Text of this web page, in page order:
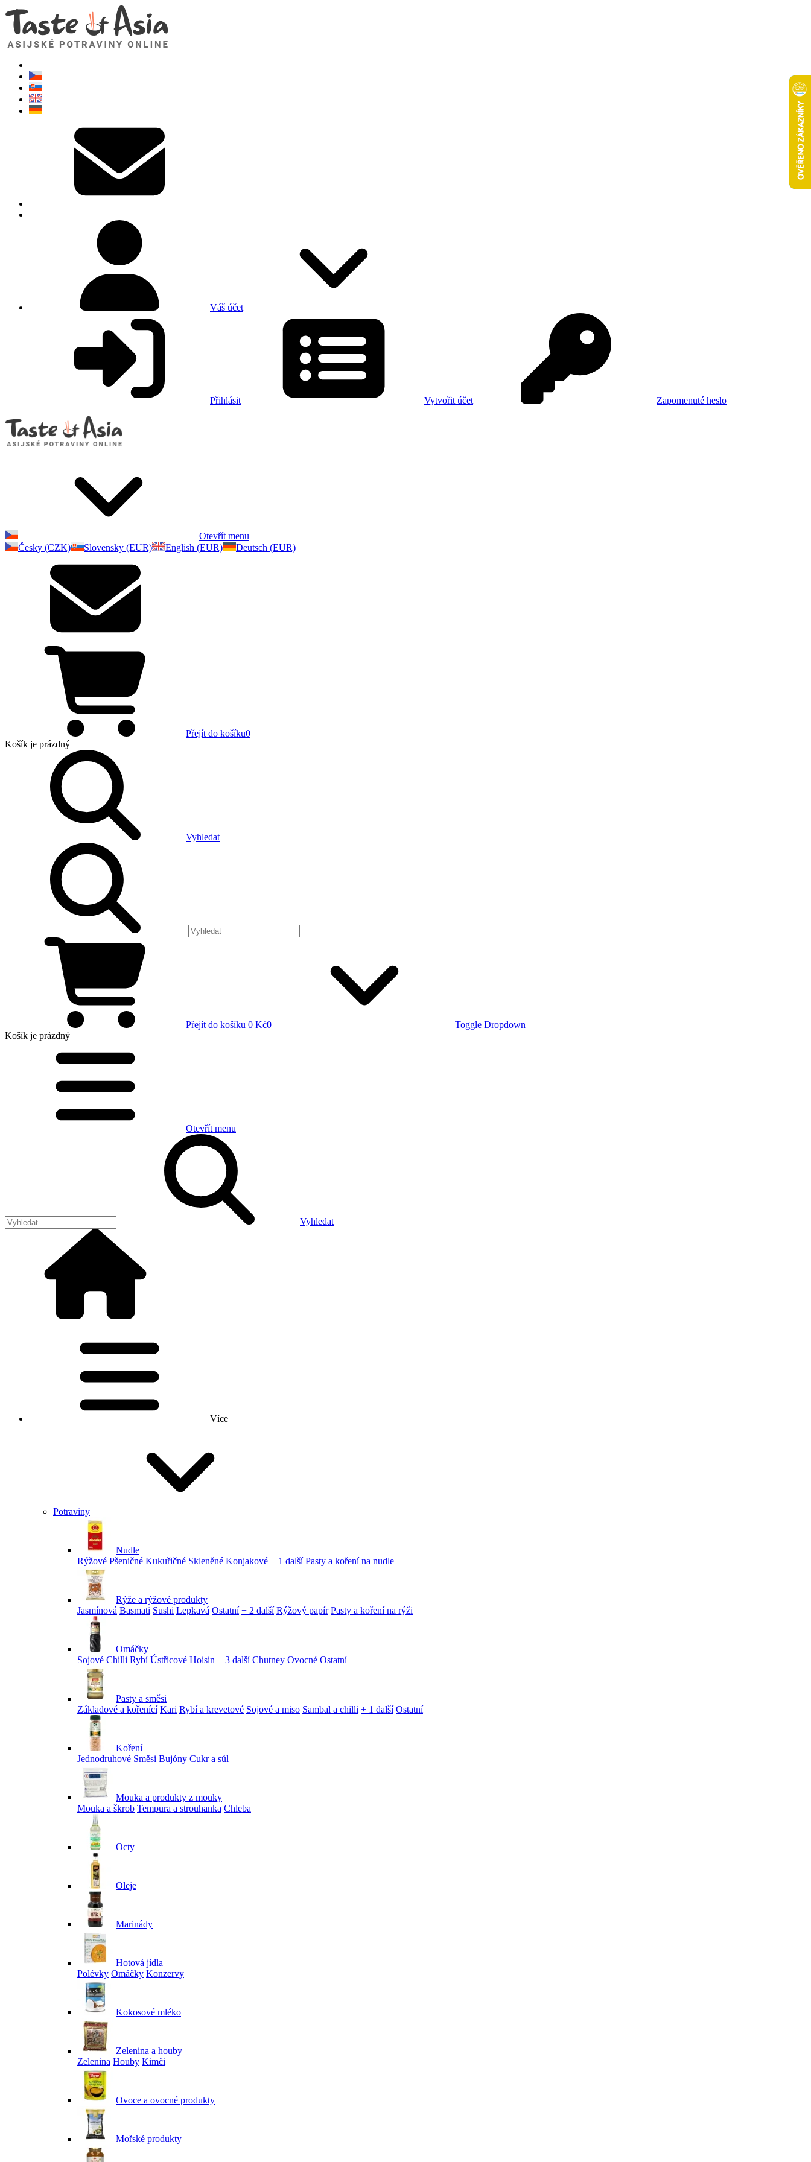
Váš účet
Přihlásit Vytvořit účet Zapomenuté heslo
Otevřít menu
Česky (CZK)
Slovensky (EUR) English (EUR) Deutsch (EUR)
Přejít do košíku0
Košík je prázdný
Vyhledat
Přejít do košíku 0 Kč0
Toggle Dropdown
Košík je prázdný
Otevřít menu
Vyhledat
Více
Potraviny
Nudle
Rýžové Pšeničné Kukuřičné Skleněné Konjakové + 1 další Pasty a koření na nudle
Rýže a rýžové produkty
Jasmínová Basmati Sushi Lepkavá Ostatní + 2 další Rýžový papír Pasty a koření na rýži
Omáčky
Sojové Chilli Rybí Ústřicové Hoisin + 3 další Chutney Ovocné Ostatní
Pasty a směsi
Základové a kořenící Kari Rybí a krevetové Sojové a miso Sambal a chilli + 1 další Ostatní
Koření
Jednodruhové Směsi Bujóny Cukr a sůl
Mouka a produkty z mouky
Mouka a škrob Tempura a strouhanka Chleba
Octy
Oleje
Marinády
Hotová jídla
Polévky Omáčky Konzervy
Kokosové mléko
Zelenina a houby
Zelenina Houby Kimči
Ovoce a ovocné produkty
Mořské produkty